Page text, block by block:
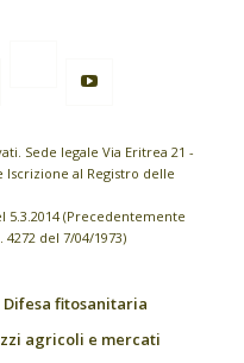
Sede legale Via Eritrea 21 -
Iscrizione al Registro delle
5.3.2014 (Precedentemente
del 7/04/1973)
Difesa fitosanitaria
agricoli e mercati